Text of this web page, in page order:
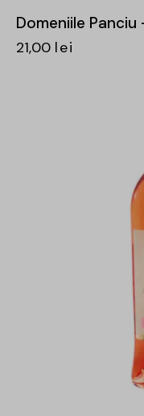
Domeniile
21,00 lei